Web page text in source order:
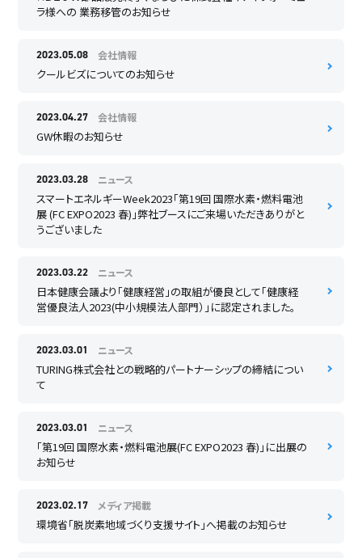
ラ様への 業務移管のお知らせ
2023.05.08 会社情報
クールビズについてのお知らせ
2023.04.27 会社情報
GW休暇のお知らせ
2023.03.28 ニュース
スマートエネルギーWeek2023「第19回 国際水素・燃料電池
展 (FC EXPO2023 春)」弊社ブースにご来場いただきありがと
うございました
2023.03.22 ニュース
日本健康会議より「健康経営」の取組が優良として「健康経
営優良法人2023(中小規模法人部門）」に認定されました。
2023.03.01 ニュース
TURING株式会社との戦略的パートナーシップの締結につい
て
2023.03.01 ニュース
「第19回 国際水素・燃料電池展(FC EXPO2023 春)」に出展の
お知らせ
2023.02.17 メディア掲載
環境省「脱炭素地域づくり支援サイト」へ掲載のお知らせ